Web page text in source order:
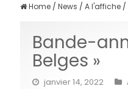
Home / News / A l'affiche /
Bande-
Belges »
janvier 14, 2022